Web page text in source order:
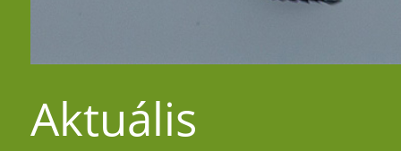
Aktuális